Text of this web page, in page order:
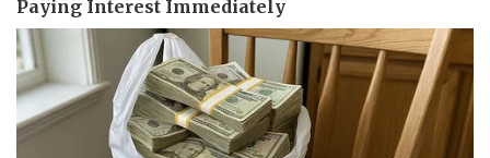
Thể thao
Ô tô - Xe máy
Ô tô